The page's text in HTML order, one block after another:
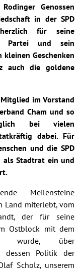
Genossen
in der SPD
für seine
Partei und sein
Geschenken
auch die goldene
im Vorstand
Cham und so
bei vielen
dabei. Für
und die SPD
als Stadtrat ein und
Meilensteine
Land miterlebt, vom
der für seine
Ostblock mit dem
wurde, über
dessen Politik der
Scholz, unserem